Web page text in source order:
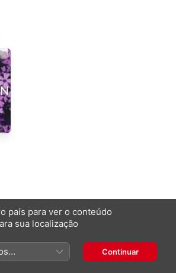
país para ver o conteúdo
sua localização
Continuar